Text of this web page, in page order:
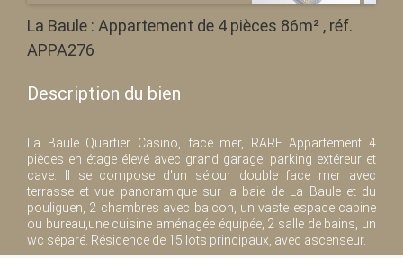
La Baule : Appartement de 4 pièces 86m² , réf.
APPA276
Description du bien
La Baule Quartier Casino, face mer, RARE Appartement 4
pièces en étage élevé avec grand garage, parking extéreur et
cave. Il se compose d'un séjour double face mer avec
terrasse et vue panoramique sur la baie de La Baule et du
pouliguen, 2 chambres avec balcon, un vaste espace cabine
ou bureau,une cuisine aménagée équipée, 2 salle de bains, un
wc séparé. Résidence de 15 lots principaux, avec ascenseur.